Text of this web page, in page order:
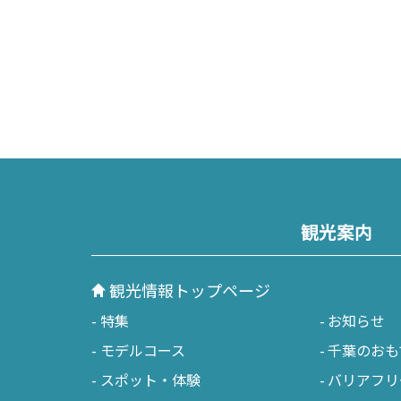
観光案内
観光情報トップページ
特集
モデルコース
スポット・体験
お知らせ
千葉のお
バリアフ